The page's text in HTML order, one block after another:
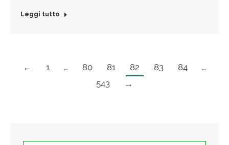
Leggi tutto
← 1 … 80 81 82 83 84
…
543
→